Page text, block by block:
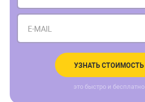
E-MAIL
УЗНАТЬ СТОИМОСТЬ
это быстро и бесплатно